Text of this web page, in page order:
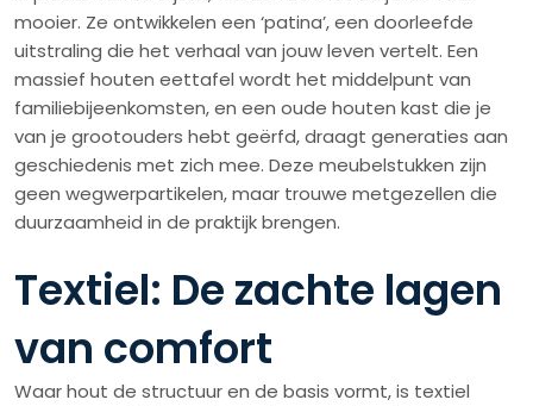
mooier. Ze ontwikkelen een ‘patina’, een doorleefde
uitstraling die het verhaal van jouw leven vertelt. Een
massief houten eettafel wordt het middelpunt van
familiebijeenkomsten, en een oude houten kast die je
van je grootouders hebt geërfd, draagt generaties aan
geschiedenis met zich mee. Deze meubelstukken zijn
geen wegwerpartikelen, maar trouwe metgezellen die
duurzaamheid in de praktijk brengen.
Textiel: De zachte lagen
van comfort
Waar hout de structuur en de basis vormt, is textiel